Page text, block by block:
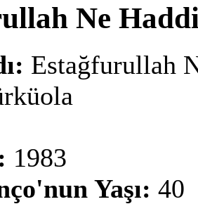
Ne
Estağfurullah
1983
Yaşı: 40